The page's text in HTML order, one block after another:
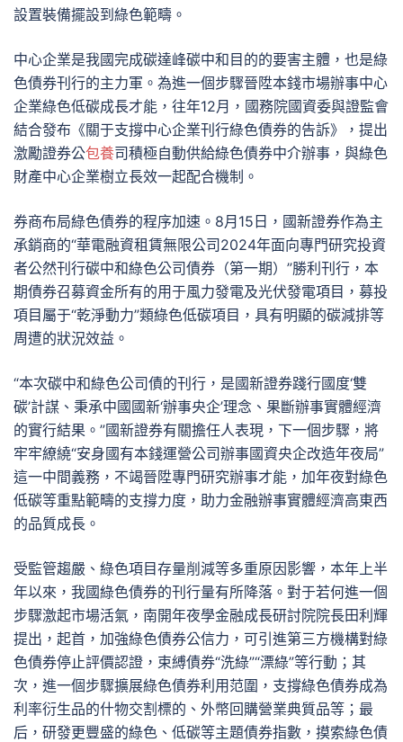
設置裝備擺設到綠色範疇。
中心企業是我國完成碳達峰碳中和目的的要害主體，也是綠
色債券刊行的主力軍。為進一個步驟晉陞本錢市場辦事中心
企業綠色低碳成長才能，往年12月，國務院國資委與證監會
結合發布《關于支撐中心企業刊行綠色債券的告訴》，提出
激勵證券公包養司積極自動供給綠色債券中介辦事，與綠色
財產中心企業樹立長效一起配合機制。
券商布局綠色債券的程序加速。8月15日，國新證券作為主
承銷商的“華電融資租賃無限公司2024年面向專門研究投資
者公然刊行碳中和綠色公司債券（第一期）”勝利刊行，本
期債券召募資金所有的用于風力發電及光伏發電項目，募投
項目屬于“乾淨動力”類綠色低碳項目，具有明顯的碳減排等
周遭的狀況效益。
“本次碳中和綠色公司債的刊行，是國新證券踐行國度‘雙
碳’計謀、秉承中國國新‘辦事央企’理念、果斷辦事實體經濟
的實行結果。”國新證券有關擔任人表現，下一個步驟，將
牢牢繚繞“安身國有本錢運營公司辦事國資央企改造年夜局”
這一中間義務，不竭晉陞專門研究辦事才能，加年夜對綠色
低碳等重點範疇的支撐力度，助力金融辦事實體經濟高東西
的品質成長。
受監管趨嚴、綠色項目存量削減等多重原因影響，本年上半
年以來，我國綠色債券的刊行量有所降落。對于若何進一個
步驟激起市場活氣，南開年夜學金融成長研討院院長田利輝
提出，起首，加強綠色債券公信力，可引進第三方機構對綠
色債券停止評價認證，束縛債券“洗綠”“漂綠”等行動；其
次，進一個步驟擴展綠色債券利用范圍，支撐綠色債券成為
利率衍生品的什物交割標的、外幣回購營業典質品等；最
后，研發更豐盛的綠色、低碳等主題債券指數，摸索綠色債